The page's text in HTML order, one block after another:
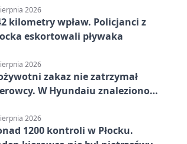
2026
kilometry wpław. Policjanci z
eskortowali pływaka
2026
zakaz nie zatrzymał
W Hyundaiu znaleziono
2026
1200 kontroli w Płocku.